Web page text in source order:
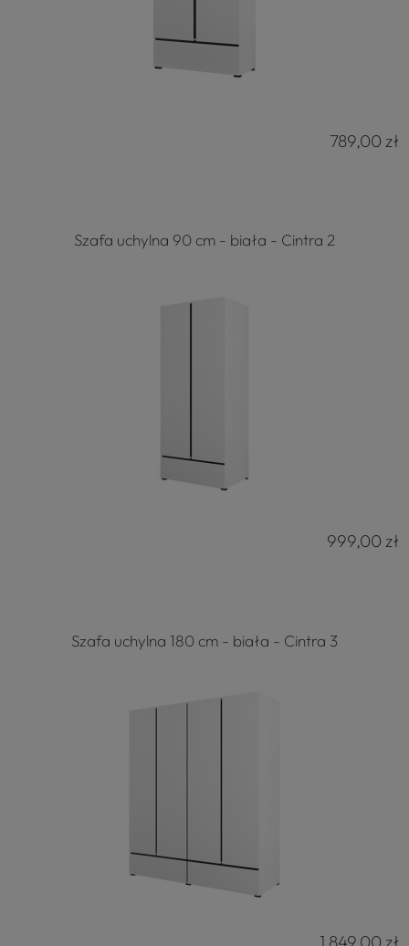
789,00 zł
Szafa uchylna 90 cm - biała - Cintra 2
999,00 zł
Szafa uchylna 180 cm - biała - Cintra 3
1 849,00 zł